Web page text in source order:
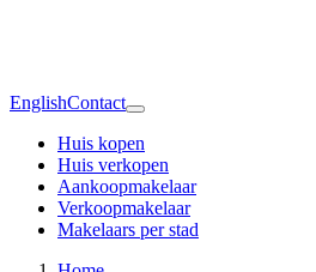
EnglishContact
Huis kopen
Huis verkopen
Aankoopmakelaar
Verkoopmakelaar
Makelaars per stad